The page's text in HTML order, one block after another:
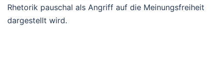
Rhetorik pauschal als Angriff auf die Meinungsfreiheit
dargestellt wird.